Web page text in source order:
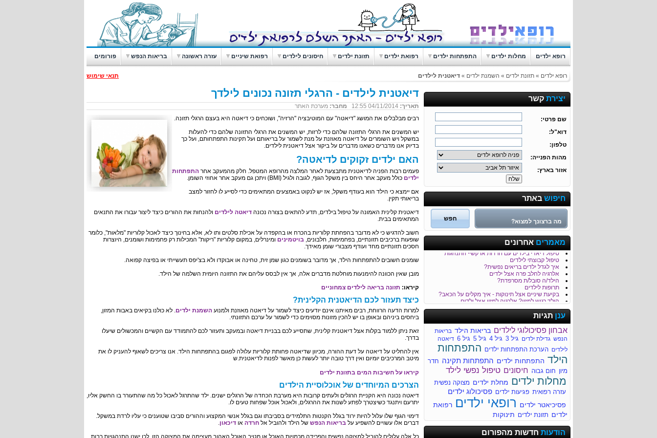
רופא ילדים מחלות ילדים התפתחות ילדים רפואת ילדים תזונת ילדים חיסונים לילדים רפואת שיניים עזרה ראשונה בריאות הנפש פורומים
תנאי שימוש רופא ילדים » תזונת ילדים » השמנת ילדים » דיאטנית לילדים
יצירת קשר
שם פרטי:
דוא"ל:
טלפון:
מהות הפנייה:
אזור בארץ:
חיפוש באתר
מאמרים אחרונים
כמה נקי הגן של הילד/ה שלך?
טיפול בבעיות התנהגות וכעסים של ילדים
טיפול דיאדי בילדים עם חרדות או קשיי התנהגות
טיפול קבוצתי לילדים
איך לגדל ילדים בריאים נפשית?
אלרגיה לחלב פרה אצל ילדים
הילד/ה סובל/ת מסרפדת?
תרופות לילדים
בקיעת שיניים אצל תינוקות - איך מקלים על הכאב?
הילד רגיש למזון? אלרגיה למזון אצל ילדים
לילד/ה יש קלקול קיבה?
חבלת ראש והגשת עזרה ראשונה לילד
דלקת קרום המוח Meningitis
חשוב לדעת על מיגרנות בילדים
עקיצות של חרקים - טיפול בילד לאחר עקיצה
סימפטומים נפוצים של מחלות ילדים
איך מזהים שהילד סובל מהתייבשות?
למה הילד/ה סובל/ת מהקאות?
רפואת ילדים
מחלות ילדים
מתי הילד שלך זקוק לעזרה מקצועית?
לדעת יותר על צהבת ילודים
מחלת הנשיקה (Infectious mononucleosis)
מומים מולדים - התפתחותיים ומבניים
ענן תגיות
אבחון פסיכולוגי לילדים בריאות הילד בריאות
הנפש גדילת ילדים גיל 3 גיל 4 גיל 5 גיל 6
דיאטה
לילדים הערכת התפתחות ילדים התפתחות
הילד התפתחות ילדים התפתחות תקינה חדר
מיון חום גבוה חיסונים טיפול נפשי לילד
מחלות ילדים מחלת ילדים מצוקה נפשית
עזרה רפואית פגיעות ילדים פסיכולוג ילדים
פסיכיאטר ילדים רופאי ילדים רפואת
ילדים תזונת ילדים תינוקות
הודעות חדשות מהפורום
ריור בעקבות דלקת גרון
ריור בעקבות דלקת גרון
דיאטנית לילדים - הרגלי תזונה נכונים לילדך
תאריך: מחבר: מערכת האתר
רבים מבלבלים את המושג "דיאטה" עם המוטיבציה "הרזיה", ושוכחים כי דיאטה היא בעצם הרגלי תזונה.
יש המשנים את הרגלי התזונה שלהם כדי לרזות, יש המשנים את הרגלי התזונה שלהם כדי להעלות
במשקל ויש השומרים על דיאטה מאוזנת על מנת לשמור על בריאותם ועל תקינות התפתחותם, ועל כך
בדיוק אנו מדברים כשאנו מדברים על ביקור אצל דיאטנית לילדים.
האם ילדים זקוקים לדיאטה?
פעמים רבות הפניה לדיאטנית מתבצעת לאחר המלצה מהרופא המטפל. חלק מהמעקב אחר התפתחות
ילדים כולל מעקב אחר היחס בין משקל הגוף, לגובה ולגיל (BMI) ויתכן גם מעקב אחר אחוזי השומן.
אם יימצא כי הילד הוא בעודף משקל, אז יש לנקוט באמצעים המתאימים כדי לסייע לו לחזור למצב
בריאותי תקין.
דיאטנית קלינית האמונה על טיפול בילדים, תדע להתאים בצורה נכונה דיאטה לילדים ולהנחות את ההורים כיצד ליצור עבורו את התנאים
המתאימים בבית.
חשוב להדגיש כי לא מדובר בהפחתת קלוריות בהכרח או בהקפדה על אכילת סלטים ותו לא, אלא בחינוך כיצד לאכול קלוריות "מלאות", כלומר
שופעות ברכיבים תזונתיים, בפחמימות, חלבונים, בויטמינים ומינרלים, במקום קלוריות "ריקות" המכילות רק פחמימות ושומנים, היוצרות
חסכים תזונתיים מחד ועודף מצבורי שומן מאידך.
שומנים חשובים להתפתחות הילד, אך מדובר בשומנים כגון שמן זית, טחינה או אבוקדו ולא בצ'יפס תעשייתי או בפיצה קפואה.
מובן שאין הכוונה להימנעות מוחלטת מדברים אלה, אך אין לבסס עליהם את התזונה היומית השלמה של הילד.
קיראו: תזונה בריאה לילדים צמחוניים
כיצד תעזור לכם הדיאטנית הקלינית?
למרות הדעה הרווחת, רבים מאיתנו אינם יודעים כיצד לשמור על דיאטה מאוזנת ולמנוע השמנת ילדים. לא כולנו בקיאים באבות המזון,
ביחסים ביניהם ובאופן בו יש להכין מזונות מסוימים כדי לשמור על ערכם התזונתי.
זאת ניתן ללמוד בקלות אצל דיאטנית קלינית, שתסייע לכם בבניית דיאטה ובמעקב ותעזור לכם להתמודד עם הקשיים והמכשולים שיעלו
בדרך.
אין להחליט על דיאטה על דעת ההורה, מכיוון שדיאטה פחותת קלוריות עלולה לפגום בהתפתחות הילד. אנו צריכים לשאוף להעניק לו את
מיטב המרכיבים יומיום ואין דרך טובה יותר לעשות כן מאשר לפנות לדיאטנית.ש
קיראו על חשיבות המים בתזונת ילדים
הצרכים המיוחדים של אוכלוסיית הילדים
דיאטה נכונה היא הקניית הרגלים ולעתים קרובות היא מערבת הכחדה של הרגלים ישנים. ילד שהתרגל לאכול כל מה שהתעורר בו החשק אליו,
יתרעם ויתנגד כשיצטרך לפתע לשנות את ההרגלים, ולאכול אוכל שפחות טעים לו.
דימוי הגוף שלו עלול להיות ירוד בגלל הקנטות התלמידים בסביבתו וגם בגלל אנשי המקצוע וההורים סביבו שטוענים כי עליו לרדת במשקל.
דברים אלו עשויים להשפיע על בריאות הנפש של הילד ולהוביל אל חרדה או דיכאון.
כל אלה עלולים להוביל למצוקה נפשית והפרידה מכמויות האוכל או מטיב האוכל האהוב מעצימה את המצוקה הזו, לכן ישנן התנהגויות רבות